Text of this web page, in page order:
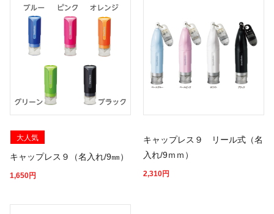
大人気
キャップレス９（名入れ/9㎜）
1,650円
キャップレス９ リール式（名
入れ/9ｍｍ）
2,310円